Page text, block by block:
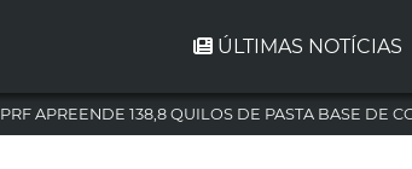
ÚLTIMAS NOTÍCIAS
PRF APREENDE 138,8 QUILOS DE PASTA BASE DE